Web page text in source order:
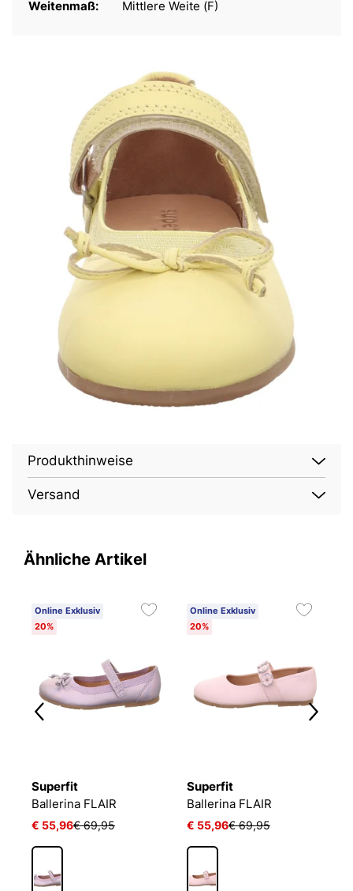
Weitenmaß: Mittlere Weite (F)
Produkthinweise
Versand
Ähnliche Artikel
Online Exklusiv
20%
Superfit
Ballerina FLAIR
€ 55,96€ 69,95
Online Exklusiv
20%
Superfit
Ballerina FLAIR
€ 55,96€ 69,95